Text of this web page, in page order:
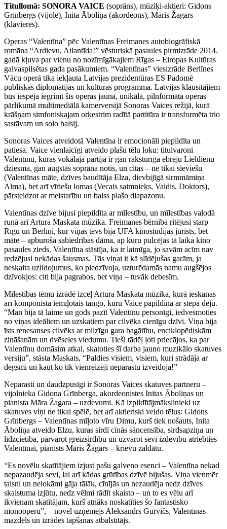
Titullomā: SONORA VAICE (soprāns), mūziķi-aktieri: Gidons
Grīnbergs (vijole), Inita Āboliņa (akordeons), Māris Žagars
(klavieres).
Operas “Valentīna” pēc Valentīnas Freimanes autobiogrāfiskā
romāna “Ardievu, Atlantīda!” vēsturiskā pasaules pirmizrāde 2014.
gadā kļuva par vienu no nozīmīgākajiem Rīgas – Eiropas Kultūras
galvaspilsētas gada pasākumiem. “Valentīnas” viesizrāde Berlīnes
Vācu operā tika iekļauta Latvijas prezidentūras ES Padomē
publiskās diplomātijas un kultūras programmā. Latvijas klausītājiem
būs iespēja iegrimt šīs operas jaunā, unikālā, pilnformāta operas
pārlikumā multimediālā kamerversijā Sonoras Vaices režijā, kurā
krāšņam simfoniskajam orķestrim radītā partitūra ir transformēta trio
sastāvam un solo balsij.
Sonoras Vaices atveidotā Valentīna ir emocionāli piepildīta un
patiesa. Vaice vienlaicīgi atveido plašu tēlu loku: titulvaroni
Valentīnu, kuras vokālajā partijā ir gan raksturīga ebreju Lieldienu
dziesma, gan augstās soprāna notis, un citas – ne tikai sieviešu
(Valentīnas māte, dzīves baudītāja Elza, dievbijīgā sirmmāmiņa
Alma), bet arī vīriešu lomas (Vecais saimnieks, Valdis, Doktors),
pārsteidzot ar meistarību un balss plašo diapazonu.
Valentīnas dzīve bijusi piepildīta ar mīlestību, un mīlestības valodā
runā arī Artura Maskata mūzika. Freimanes bērnība ritējusi starp
Rīgu un Berlīni, kur viņas tēvs bija UFA kinostudijas jurists, bet
māte – apburoša sabiedrības dāma, ap kuru pulcējas tā laika kino
pasaules zieds. Valentīna stāstīja, ka ir laimīga, jo savām acīm nav
redzējusi nekādas šausmas. Tās viņai it kā slīdējušas garām, ja
neskaita uzlidojumus, ko piedzīvoja, uzturēdamās namu augšējos
dzīvokļos: citi bija pagrabos, bet viņa – tuvāk debesīm.
Mīlestības tēmu izrādē izceļ Artura Maskata mūzika, kurā ieskanas
arī komponista iemīļotais tango, kuru Vaice papildina ar stepa deju.
“Man bija tā laime un gods pazīt Valentīnu personīgi, iedvesmoties
no viņas ideāliem un uzskatiem par cilvēka cienīgu dzīvi. Viņa bija
īsts renesanses cilvēks ar milzīgu gara bagātību, enciklopēdiskām
zināšanām un dvēseles viedumu. Tieši tādēļ ļoti priecājos, ka par
Valentīnu domāsim atkal, skatoties šī darba jauno muzikālo skatuves
versiju”, stāsta Maskats, “Paldies visiem, visiem, kuri strādāja ar
degsmi un kaut ko tik vienreizēji neparastu izveidoja!”
Neparasti un daudzpusīgi ir Sonoras Vaices skatuves partneru –
vijolnieka Gidona Grīnberga, akordeonistes Initas Āboliņas un
pianista Māra Žagara – uzdevumi. Kā izpildītājmākslinieki uz
skatuves viņi ne tikai spēlē, bet arī aktieriski veido tēlus: Gidons
Grīnbergs – Valentīnas mīļoto vīru Dimu, kurš tiek nošauts, Inita
Āboliņa atveido Elzu, kuras sirdī cīnās sāncensība, sirdsapziņa un
līdzcietība, pārvarot greizsirdību un uzvarot sevī izdevību atriebties
Valentīnai, pianists Māris Žagars – krievu zaldātu.
“Es novēlu skatītājiem izjust pašu galveno esenci – Valentīna nekad
nepazaudēja sevi, lai arī kādas grūtības dzīvē bijušas. Viņa vienmēr
taisni un nelokāmi gāja tālāk, cīnījās un nezaudēja nedz dzīves
skaistuma izjūtu, nedz vēlmi rādīt skaisto – un to es vēlu arī
ikvienam skatītājam, kurš atnāks noskatīties šo fantastisko
monooperu”, – novēl uzņēmējs Aleksandrs Gurvičs, Valentīnas
mazdēls un izrādes tapšanas atbalstītājs.